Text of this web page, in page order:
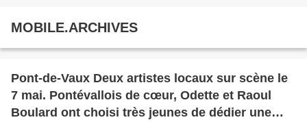
MOBILE.ARCHIVES
Pont-de-Vaux Deux artistes locaux sur scène le
7 mai. Pontévallois de cœur, Odette et Raoul
Boulard ont choisi très jeunes de dédier une